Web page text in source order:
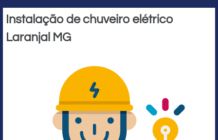
Instalação de chuveiro elétrico
Laranjal MG